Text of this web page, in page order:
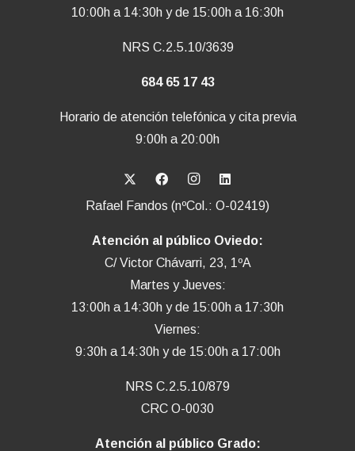
10:00h a 14:30h y de 15:00h a 16:30h
NRS C.2.5.10/3639
684 65 17 43
Horario de atención telefónica y cita previa
9:00h a 20:00h
Rafael Fandos (nºCol.: O-02419)
Atención al público Oviedo:
C/ Victor Chávarri, 23, 1ºA
Martes y Jueves:
13:00h a 14:30h y de 15:00h a 17:30h
Viernes:
9:30h a 14:30h y de 15:00h a 17:00h
NRS C.2.5.10/879
CRC O-0030
Atención al público Grado: